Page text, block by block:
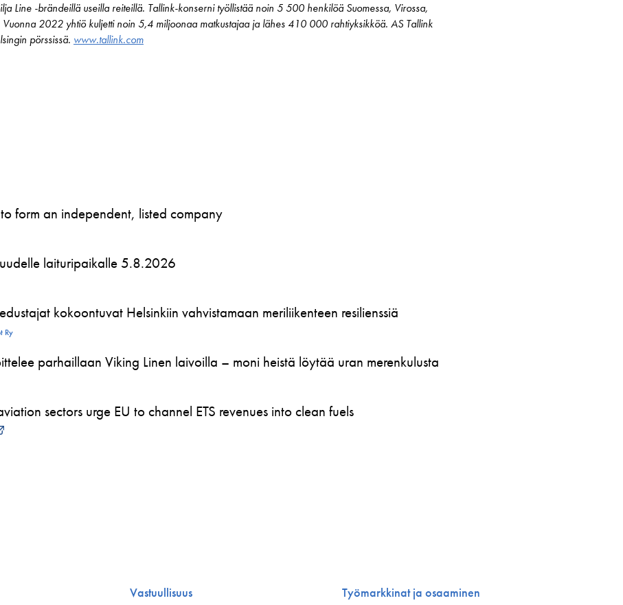
Line -brändeillä useilla reiteillä. Tallink-konserni työllistää noin 5 500 henkilöä Suomessa, Virossa,
Vuonna 2022 yhtiö kuljetti noin 5,4 miljoonaa matkustajaa ja lähes 410 000 rahtiyksikköä. AS Tallink
pörssissä. www.tallink.com
form an independent, listed company
laituripaikalle 5.8.2026
kokoontuvat Helsinkiin vahvistamaan meriliikenteen resilienssiä
Ry
parhaillaan Viking Linen laivoilla – moni heistä löytää uran merenkulusta
sectors urge EU to channel ETS revenues into clean fuels
Vastuullisuus Työmarkkinat ja osaaminen